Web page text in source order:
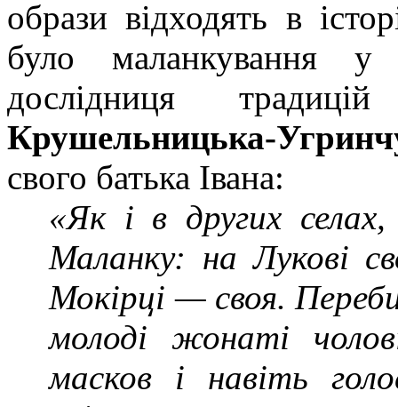
образи відходять в
було маланкування
дослідниця
Крушельницька-
свого батька Івана:
«Як і в других
Маланку: на Лукові
Мокірці — своя.
молоді жонаті
масков і навіть